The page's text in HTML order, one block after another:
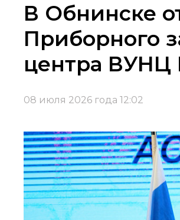
В Обнинске
Приборного
центра
08 июля 2026 года 12:02